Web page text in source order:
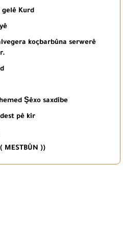
gelê Kurd
koçbarbûna serwerê
Şêxo saxdibe
pê kir
MESTBÛN ))